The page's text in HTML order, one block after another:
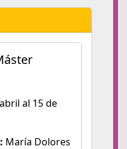
al 15 de
María Dolores